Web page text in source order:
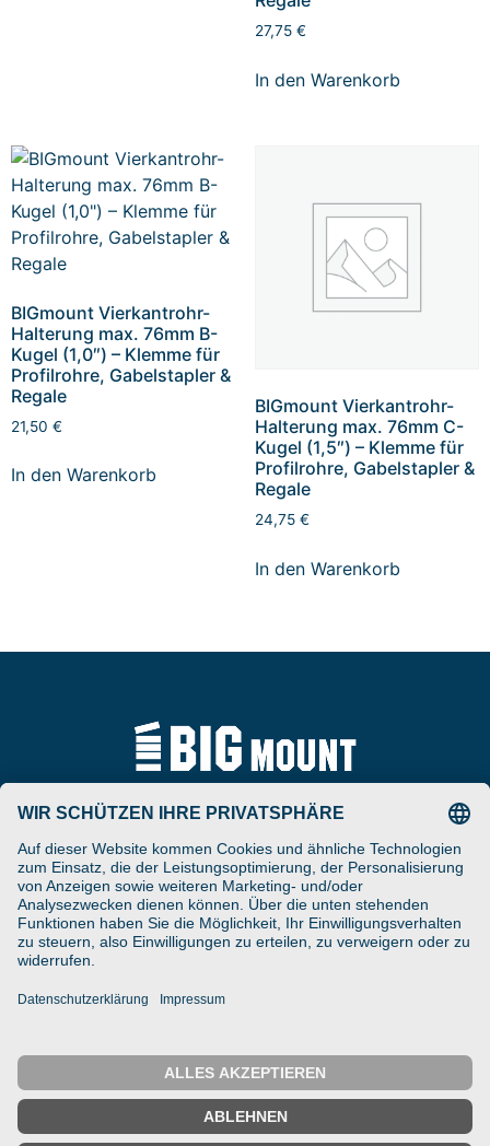
27,75 €
In den Warenkorb
BIGmount Vierkantrohr-
Halterung max. 76mm B-
Kugel (1,0″) – Klemme für
Profilrohre, Gabelstapler &
Regale
21,50 €
In den Warenkorb
BIGmount Vierkantrohr-
Halterung max. 76mm C-
Kugel (1,5″) – Klemme für
Profilrohre, Gabelstapler &
Regale
24,75 €
In den Warenkorb
ARAT Spezialhalterungen
GmbH
Schierbusch 2a
D- 33161 Hövelhof
DESIGNED ENGINEERED
Tel
+49 (0) 5257-9380625
Fax
+49 (0) 5257-9380629
IMPRESSUM DATENSCHUTZ